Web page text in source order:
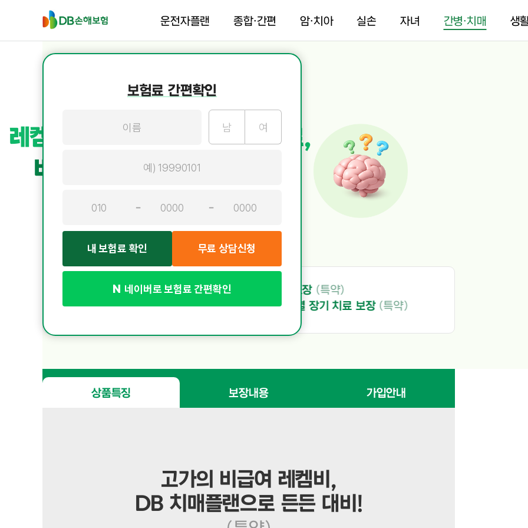
운전자플랜 종합·간편 암·치아 실손 자녀 간병·치매 생
레켐비,
표적치매약물 치매 치료,
비용 때문에 망설이셨나요?
(특약)
1 인지지원등급도 진단비 보장 (특약)
2 치매 초기 단계부터 단계별 장기 치료 보장(특약)
보험료 간편확인
남 여
내 보험료 확인 무료 상담신청
네이버로 보험료 간편확인
상품특징 보장내용 가입안내
고가의 비급여 레켐비,
DB 치매플랜으로 든든 대비!